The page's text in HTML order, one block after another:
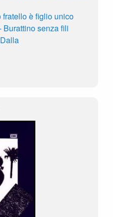
fratello è figlio unico
Burattino senza fili